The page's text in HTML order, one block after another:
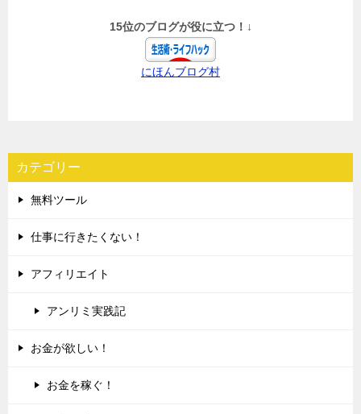
15位のブログが役に立つ！↓
にほんブログ村
カテゴリー
無料ツール
仕事に行きたくない！
アフィリエイト
アンリミ実践記
お金が欲しい！
お金を稼ぐ！